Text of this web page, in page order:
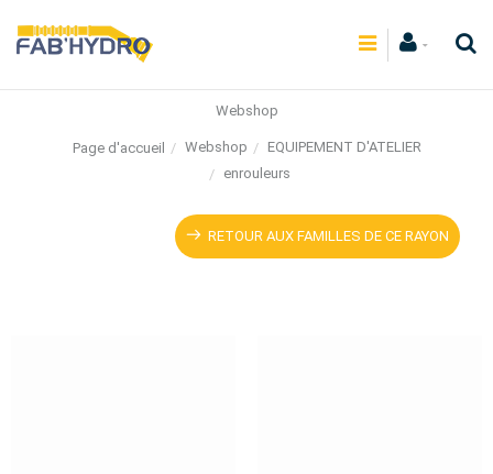
Webshop
Page d'accueil Webshop
EQUIPEMENT D'ATELIER
enrouleurs
RETOUR AUX FAMILLES DE CE RAYON